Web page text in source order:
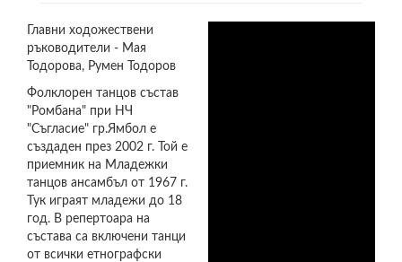
Главни ходожествени
ръководители - Мая
Тодорова, Румен Тодоров
Фолклорен танцов състав
"Ромбана" при НЧ
"Съгласие" гр.Ямбол е
създаден през 2002 г. Той е
приемник на Младежки
танцов ансамбъл от 1967 г.
Тук играят младежи до 18
год. В репертоара на
състава са включени танци
от всички етнографски